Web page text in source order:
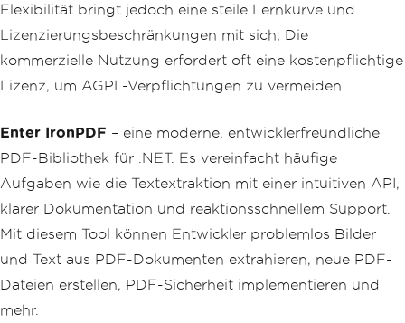
Flexibilität bringt jedoch eine steile Lernkurve und
Lizenzierungsbeschränkungen mit sich; Die
kommerzielle Nutzung erfordert oft eine kostenpflichtige
Lizenz, um AGPL-Verpflichtungen zu vermeiden.
Enter IronPDF – eine moderne, entwicklerfreundliche
PDF-Bibliothek für .NET. Es vereinfacht häufige
Aufgaben wie die Textextraktion mit einer intuitiven API,
klarer Dokumentation und reaktionsschnellem Support.
Mit diesem Tool können Entwickler problemlos Bilder
und Text aus PDF-Dokumenten extrahieren, neue PDF-
Dateien erstellen, PDF-Sicherheit implementieren und
mehr.